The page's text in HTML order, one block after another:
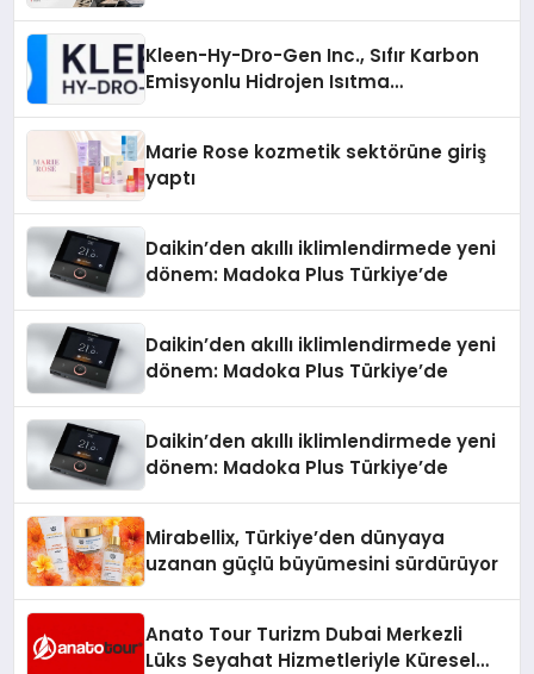
Kleen-Hy-Dro-Gen Inc., Sıfır Karbon
Emisyonlu Hidrojen Isıtma
Marie Rose kozmetik sektörüne giriş
yaptı
Daikin’den akıllı iklimlendirmede yeni
dönem: Madoka Plus Türkiye’de
Daikin’den akıllı iklimlendirmede yeni
dönem: Madoka Plus Türkiye’de
Daikin’den akıllı iklimlendirmede yeni
dönem: Madoka Plus Türkiye’de
Mirabellix, Türkiye’den dünyaya
uzanan güçlü büyümesini sürdürüyor
Anato Tour Turizm Dubai Merkezli
Lüks Seyahat Hizmetleriyle Küresel